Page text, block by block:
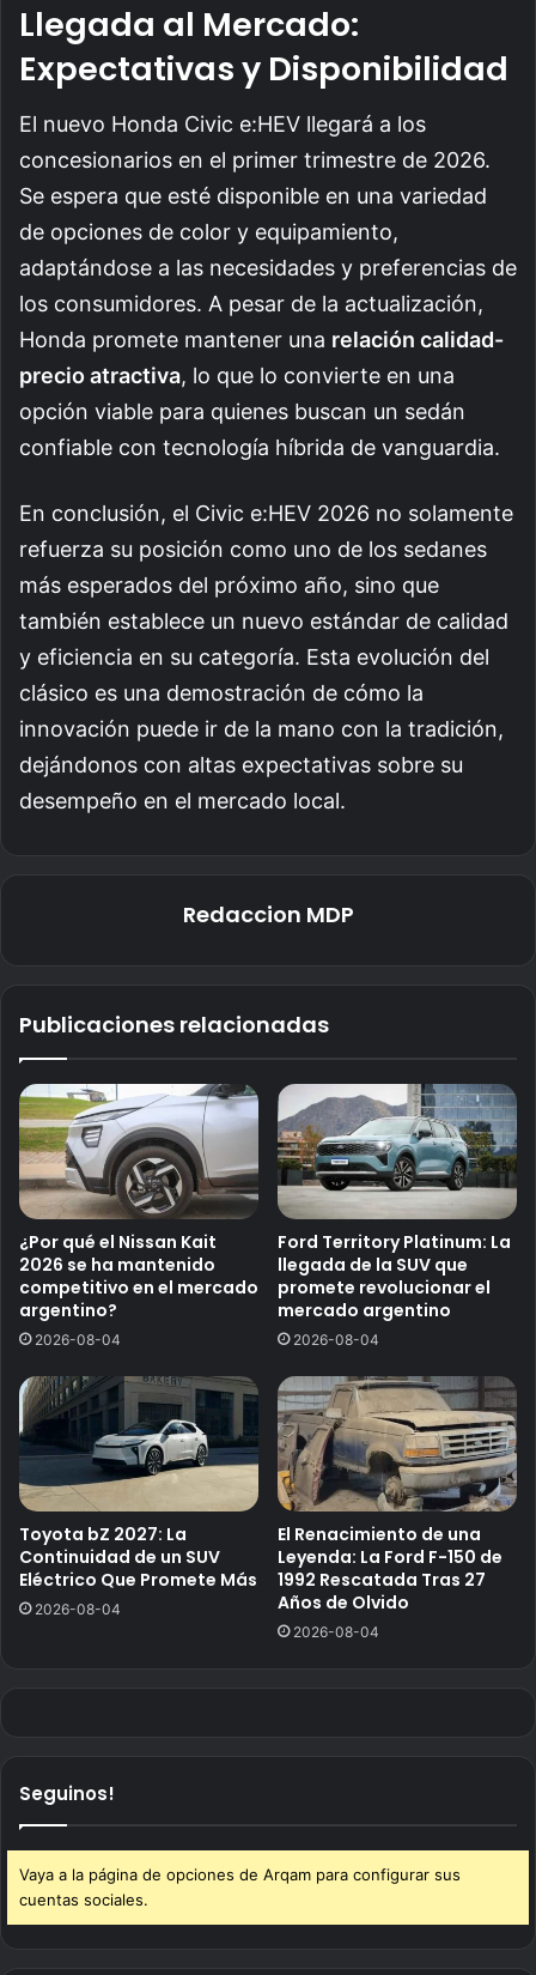
Llegada al Mercado:
Expectativas y Disponibilidad
El nuevo Honda Civic e:HEV llegará a los
concesionarios en el primer trimestre de 2026.
Se espera que esté disponible en una variedad
de opciones de color y equipamiento,
adaptándose a las necesidades y preferencias de
los consumidores. A pesar de la actualización,
Honda promete mantener una relación calidad-
precio atractiva, lo que lo convierte en una
opción viable para quienes buscan un sedán
confiable con tecnología híbrida de vanguardia.
En conclusión, el Civic e:HEV 2026 no solamente
refuerza su posición como uno de los sedanes
más esperados del próximo año, sino que
también establece un nuevo estándar de calidad
y eficiencia en su categoría. Esta evolución del
clásico es una demostración de cómo la
innovación puede ir de la mano con la tradición,
dejándonos con altas expectativas sobre su
desempeño en el mercado local.
Redaccion MDP
Publicaciones relacionadas
¿Por qué el Nissan Kait
2026 se ha mantenido
competitivo en el mercado
argentino?
2026-08-04
Ford Territory Platinum: La
llegada de la SUV que
promete revolucionar el
mercado argentino
2026-08-04
Toyota bZ 2027: La
Continuidad de un SUV
Eléctrico Que Promete Más
2026-08-04
El Renacimiento de una
Leyenda: La Ford F-150 de
1992 Rescatada Tras 27
Años de Olvido
2026-08-04
Seguinos!
Vaya a la página de opciones de Arqam para configurar sus
cuentas sociales.